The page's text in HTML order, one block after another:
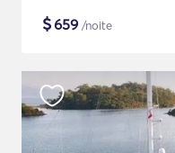
$659 /noite